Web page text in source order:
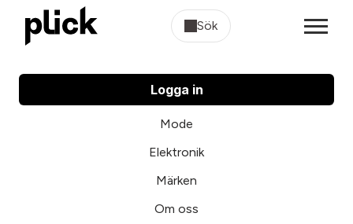
Sök
Logga in
Mode
Elektronik
Märken
Om oss